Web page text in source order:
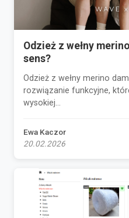
Odzież z wełny
sens?
Odzież z wełny merino
rozwiązanie funkcyjne,
wysokiej...
Ewa Kaczor
20.02.2026